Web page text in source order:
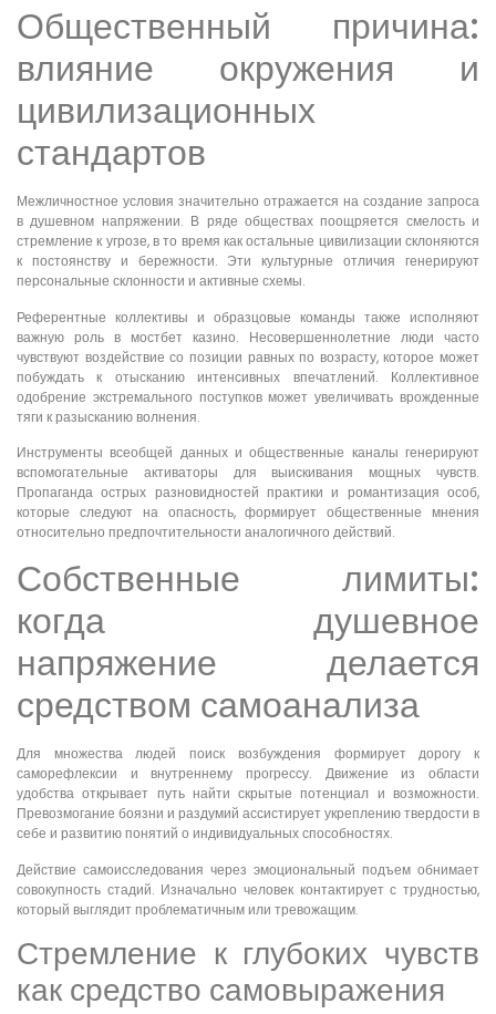
Общественный причина:
влияние окружения и
цивилизационных
стандартов
Межличностное условия значительно отражается на создание запроса
в душевном напряжении. В ряде обществах поощряется смелость и
стремление к угрозе, в то время как остальные цивилизации склоняются
к постоянству и бережности. Эти культурные отличия генерируют
персональные склонности и активные схемы.
Референтные коллективы и образцовые команды также исполняют
важную роль в мостбет казино. Несовершеннолетние люди часто
чувствуют воздействие со позиции равных по возрасту, которое может
побуждать к отысканию интенсивных впечатлений. Коллективное
одобрение экстремального поступков может увеличивать врожденные
тяги к разысканию волнения.
Инструменты всеобщей данных и общественные каналы генерируют
вспомогательные активаторы для выискивания мощных чувств.
Пропаганда острых разновидностей практики и романтизация особ,
которые следуют на опасность, формирует общественные мнения
относительно предпочтительности аналогичного действий.
Собственные лимиты:
когда душевное
напряжение делается
средством самоанализа
Для множества людей поиск возбуждения формирует дорогу к
саморефлексии и внутреннему прогрессу. Движение из области
удобства открывает путь найти скрытые потенциал и возможности.
Превозмогание боязни и раздумий ассистирует укреплению твердости в
себе и развитию понятий о индивидуальных способностях.
Действие самоисследования через эмоциональный подъем обнимает
совокупность стадий. Изначально человек контактирует с трудностью,
который выглядит проблематичным или тревожащим.
Стремление к глубоких чувств
как средство самовыражения